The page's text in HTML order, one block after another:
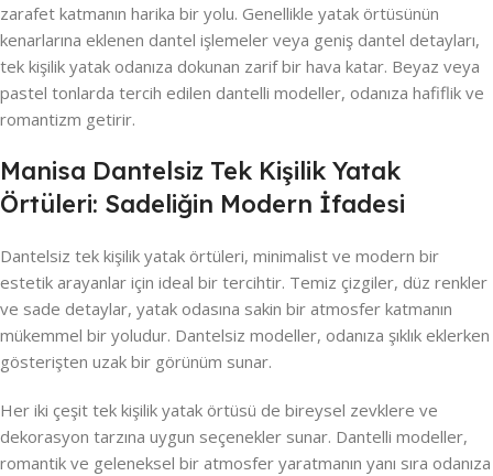
zarafet katmanın harika bir yolu. Genellikle yatak örtüsünün
kenarlarına eklenen dantel işlemeler veya geniş dantel detayları,
tek kişilik yatak odanıza dokunan zarif bir hava katar. Beyaz veya
pastel tonlarda tercih edilen dantelli modeller, odanıza hafiflik ve
romantizm getirir.
Manisa Dantelsiz Tek Kişilik Yatak
Örtüleri: Sadeliğin Modern İfadesi
Dantelsiz tek kişilik yatak örtüleri, minimalist ve modern bir
estetik arayanlar için ideal bir tercihtir. Temiz çizgiler, düz renkler
ve sade detaylar, yatak odasına sakin bir atmosfer katmanın
mükemmel bir yoludur. Dantelsiz modeller, odanıza şıklık eklerken
gösterişten uzak bir görünüm sunar.
Her iki çeşit tek kişilik yatak örtüsü de bireysel zevklere ve
dekorasyon tarzına uygun seçenekler sunar. Dantelli modeller,
romantik ve geleneksel bir atmosfer yaratmanın yanı sıra odanıza